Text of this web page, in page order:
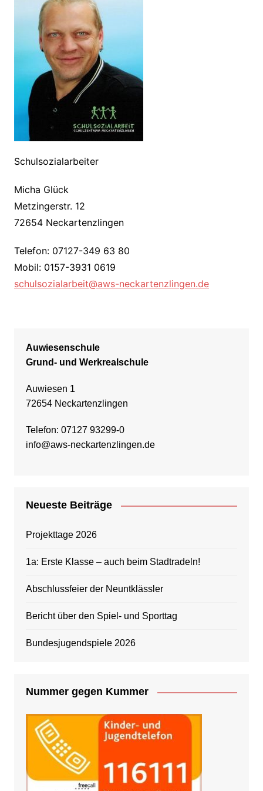
Schulsozialarbeiter
Micha Glück
Metzingerstr. 12
72654 Neckartenzlingen
Telefon: 07127-349 63 80
Mobil: 0157-3931 0619
schulsozialarbeit@aws-neckartenzlingen.de
Auwiesenschule
Grund- und Werkrealschule
Auwiesen 1
72654 Neckartenzlingen
Telefon: 07127 93299-0
info@aws-neckartenzlingen.de
Neueste Beiträge
Projekttage 2026
1a: Erste Klasse – auch beim Stadtradeln!
Abschlussfeier der Neuntklässler
Bericht über den Spiel- und Sporttag
Bundesjugendspiele 2026
Nummer gegen Kummer